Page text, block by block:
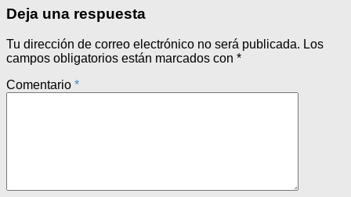
Deja una respuesta
Tu dirección de correo electrónico no será publicada. Los
campos obligatorios están marcados con *
Comentario *